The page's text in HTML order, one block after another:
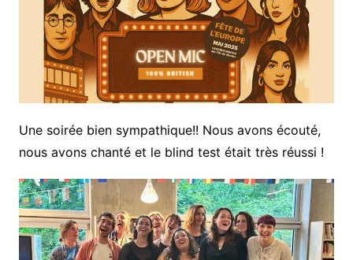
Une soirée bien sympathique!! Nous avons écouté,
nous avons chanté et le blind test était très réussi !